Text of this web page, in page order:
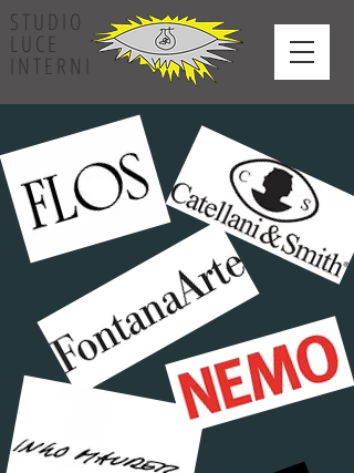
STUDIO
LUCE
INTERNI